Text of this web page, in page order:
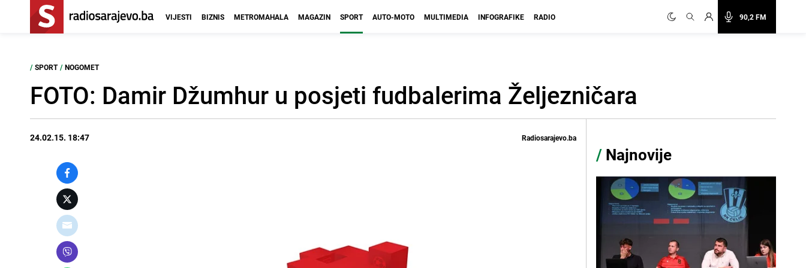
90,2 FM
VIJESTI BIZNIS METROMAHALA MAGAZIN SPORT AUTO-MOTO MULTIMEDIA INFOGRAFIKE RADIO
/ SPORT / NOGOMET
FOTO: Damir Džumhur u posjeti fudbalerima Željezničara
24.02.15. 18:47 Radiosarajevo.ba
/ Najnovije